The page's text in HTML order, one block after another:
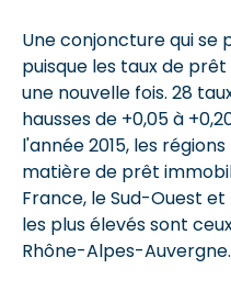
Une conjoncture qui se
puisque les taux de
une nouvelle fois. 28
hausses de +0,05 à
l'année 2015, les
matière de prêt
France, le Sud-Ouest
les plus élevés sont
Rhône-Alpes-Auvergne.